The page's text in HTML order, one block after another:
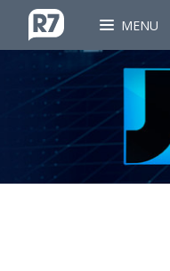
MENU